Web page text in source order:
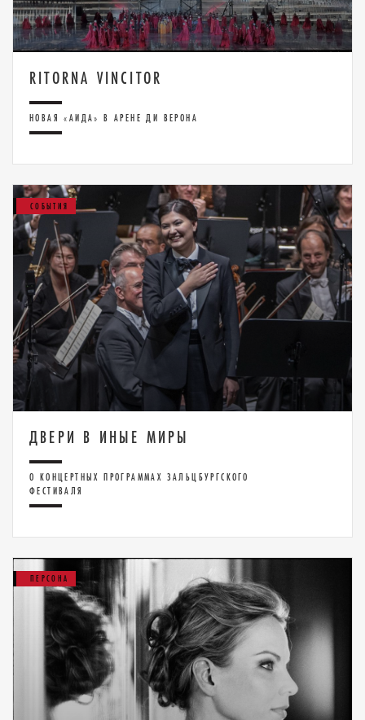
RITORNA VINCITOR
НОВАЯ «АИДА» В АРЕНЕ ДИ ВЕРОНА
СОБЫТИЯ
ДВЕРИ В ИНЫЕ МИРЫ
О КОНЦЕРТНЫХ ПРОГРАММАХ ЗАЛЬЦБУРГСКОГО
ФЕСТИВАЛЯ
ПЕРСОНА